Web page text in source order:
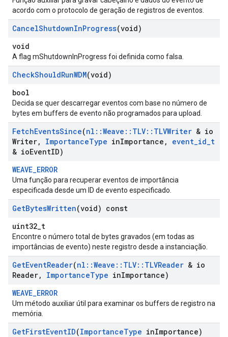
acordo com o protocolo de geração de registros de eventos.
CancelShutdownInProgress(void)
void
A flag mShutdownInProgress foi definida como falsa.
CheckShouldRunWDM(void)
bool
Decida se quer descarregar eventos com base no número de
bytes em buffers de evento não programados para upload.
FetchEventsSince(nl ::Weave :: TLV:: TLVWriter & io
Writer, ImportanceType inImportance , event_id_t
& ioEventID)
WEAVE_ERROR
Uma função para recuperar eventos de importância
especificada desde um ID de evento especificado.
GetBytesWritten(void) const
uint32_t
Encontre o número total de bytes gravados (em todas as
importâncias de evento) neste registro desde a instanciação.
GetEventReader(nl ::Weave :: TLV:: TLVReader & io
Reader, ImportanceType inImportance)
WEAVE_ERROR
Um método auxiliar útil para examinar os buffers de registro na
memória.
GetFirstEventID(ImportanceType inImportance)